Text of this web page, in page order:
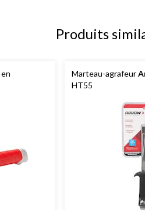
Produits
en
Marteau-agrafeur
HT55